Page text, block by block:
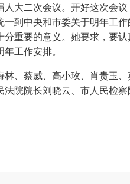
大二次会议。开好这次会
到中央和市委关于明年工
重要的意义。她要求，要
工作安排。
、蔡威、高小玫、肖贵玉
院院长刘晓云、市人民检